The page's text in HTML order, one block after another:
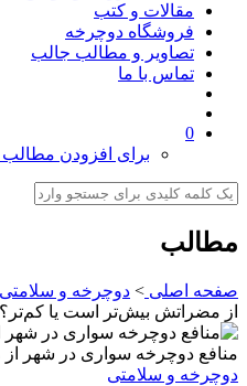
مقالات و کتب
فروشگاه دوچرخه
تصاویر و مطالب جالب
تماس با ما
0
برای افزودن مطالب
مطالب
صفحه اصلی > دوچرخه و سلامتی
از مضراتش بیش‌تر است یا کم‌تر؟
منافع دوچرخه سواری در شهر
دوچرخه و سلامتی